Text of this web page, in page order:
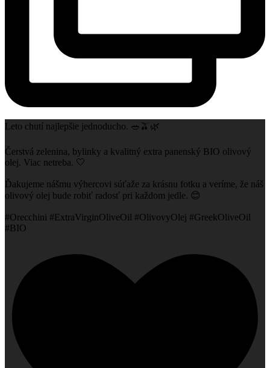
Leto chutí najlepšie jednoducho. 🥗🫒🌿
Čerstvá zelenina, bylinky a kvalitný extra panenský BIO olivový
olej. Viac netreba. 🤍
Ďakujeme nášmu výhercovi súťaže za krásnu fotku a veríme, že náš
olivový olej bude robiť radosť pri každom jedle. 😊
#Orecchini #ExtraVirginOliveOil #OlivovyOlej #GreekOliveOil
#BIO